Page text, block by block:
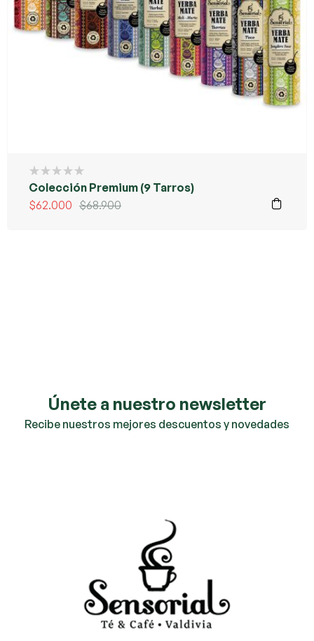
Colección Premium (9 Tarros)
$68.900
$62.000
Únete a nuestro newsletter
Recibe nuestros mejores descuentos y novedades